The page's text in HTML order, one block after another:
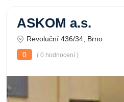
ASKOM a.s.
Revoluční 436/34, Brno
0
( 0 hodnocení )